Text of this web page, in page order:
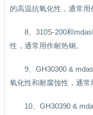
的高温抗氧化性，通常用
8、310S-200和
性，通常用作耐热钢。
9、GH30300 &
氧化性和耐腐蚀性，通常
10、GH30390 &